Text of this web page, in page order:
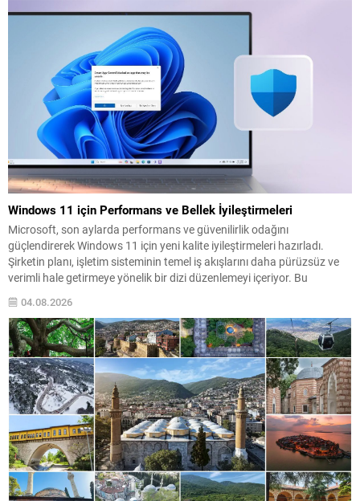
Windows 11 için Performans ve Bellek İyileştirmeleri
Microsoft, son aylarda performans ve güvenilirlik odağını
güçlendirerek Windows 11 için yeni kalite iyileştirmeleri hazırladı.
Şirketin planı, işletim sisteminin temel iş akışlarını daha pürüzsüz ve
verimli hale getirmeye yönelik bir dizi düzenlemeyi içeriyor. Bu
performansına yönelik optimizasyonlara yoğunlaşıyor. Amaç, arka
planda gereksiz...
04.08.2026